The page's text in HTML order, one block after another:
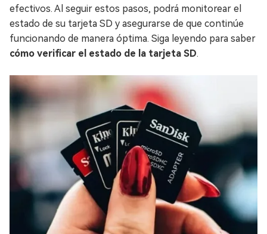
efectivos. Al seguir estos pasos, podrá monitorear el
estado de su tarjeta SD y asegurarse de que continúe
funcionando de manera óptima. Siga leyendo para saber
cómo verificar el estado de la tarjeta SD.